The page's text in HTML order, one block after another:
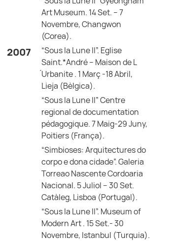
Art Museum. 14 Set. – 7
Novembre, Changwon
(Corea).
2007
“Sous la Lune II”. Eglise
Saint.*André – Maison de L
́Urbanite . 1 Març -18 Abril,
Lieja (Bèlgica).
“Sous la Lune II” Centre
regional de documentation
pédagogique. 7 Maig-29 Juny,
Poitiers (França).
“Simbioses: Arquitectures do
corpo e dona cidade”. Galeria
Torreao Nascente Cordoaria
Nacional. 5 Juliol – 30 Set.
Catàleg, Lisboa (Portugal).
“Sous la Lune II”. Museum of
Modern Art . 15 Set.- 30
Novembre, Istanbul (Turquia).